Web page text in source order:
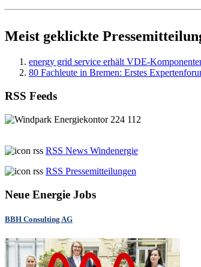
Meist geklickte
energy grid service erhält VDE-
80 Fachleute in Bremen: Erstes
RSS Feeds
RSS News Windenergie
RSS Pressemitteilungen
Neue Energie Jobs
BBH Consulting AG